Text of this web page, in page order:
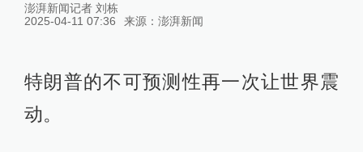
澎湃新闻记者 刘栋
2025-04-11 07:36
来源： 澎湃新闻
特朗普的不可预测性再一次让世界震
动。